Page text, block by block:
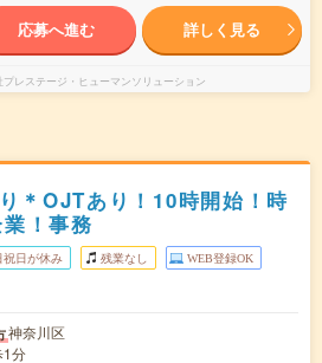
応募へ進む 詳しく見る
プレステージ・ヒューマンソリューション
＊OJTあり！10時開始！時
！事務
祝日が休み 残業なし WEB登録OK
神奈川区
1分